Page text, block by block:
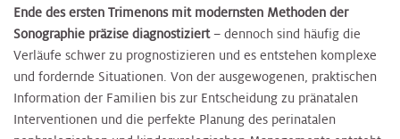
Ende des ersten Trimenons mit modernsten Methoden der
Sonographie präzise diagnostiziert– dennoch sind häufig die
Verläufe schwer zu prognostizieren und es entstehen komplexe
und fordernde Situationen. Von der ausgewogenen, praktischen
Information der Familien bis zur Entscheidung zu pränatalen
Interventionen und die perfekte Planung des perinatalen